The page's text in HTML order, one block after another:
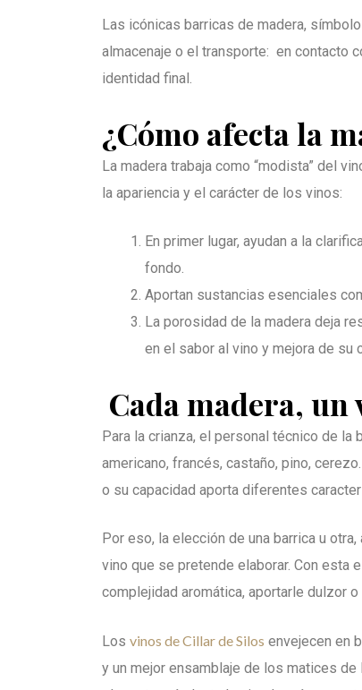
Las icónicas barricas de madera,
almacenaje o el transporte: en contacto
identidad final.
¿Cómo afecta la
La madera trabaja como “modista” del
la apariencia y el carácter de los vinos:
En primer lugar, ayudan a la
fondo.
Aportan sustancias esenciales
La porosidad de la madera deja
en el sabor al vino y mejora de su
Cada madera, un
Para la crianza, el personal técnico de
americano, francés, castaño, pino,
o su capacidad aporta diferentes
Por eso, la elección de una barrica u
vino que se pretende elaborar. Con esta
complejidad aromática, aportarle dulzor
Los vinos de Cillar de Silos envejecen en
y un mejor ensamblaje de los matices